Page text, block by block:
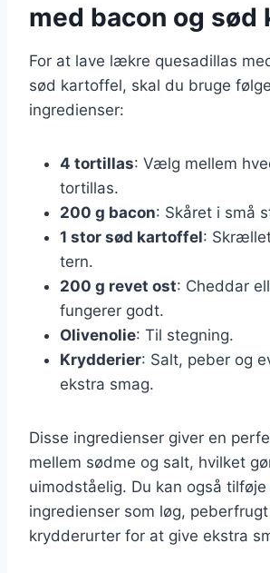
med bacon og sød
For at lave lækre quesadillas
sød kartoffel, skal du bruge
ingredienser:
4 tortillas: Vælg mellem
tortillas.
200 g bacon: Skåret i små
1 stor sød kartoffel:
tern.
200 g revet ost: Cheddar
fungerer godt.
Olivenolie: Til stegning.
Krydderier: Salt, peber og
ekstra smag.
Disse ingredienser giver en
mellem sødme og salt, hvilket
uimodståelig. Du kan også tilføje
ingredienser som løg,
krydderurter for at give ekstra